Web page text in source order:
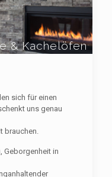
& Kachelöfen
sich für einen
uns genau
brauchen.
Geborgenheit in